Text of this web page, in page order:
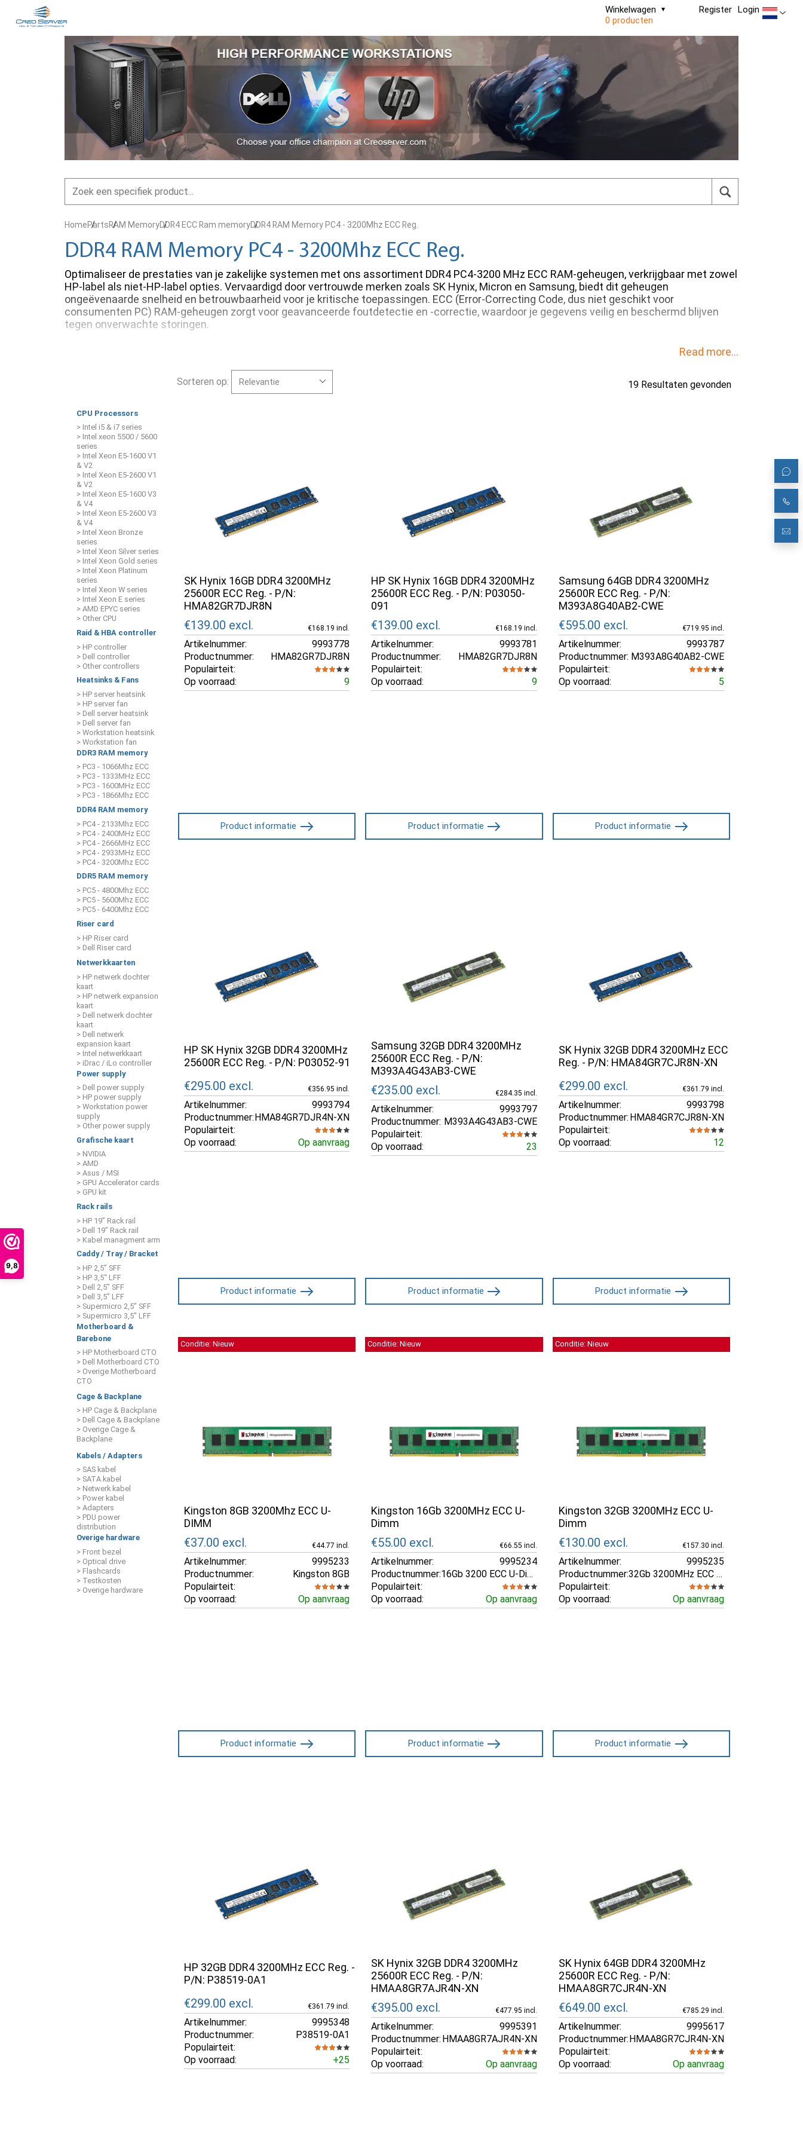
9,8
Register Login
Winkelwagen
0 producten
HomePartsRAM MemoryDDR4 ECC Ram memoryDDR4 RAM Memory PC4 - 3200Mhz ECC Reg.
DDR4 RAM Memory PC4 - 3200Mhz ECC Reg.
Optimaliseer de prestaties van je zakelijke systemen met ons assortiment DDR4 PC4-3200 MHz ECC RAM-geheugen, verkrijgbaar met zowel
HP-label als niet-HP-label opties. Vervaardigd door vertrouwde merken zoals SK Hynix, Micron en Samsung, biedt dit geheugen
ongeëvenaarde snelheid en betrouwbaarheid voor je kritische toepassingen. ECC (Error-Correcting Code, dus niet geschikt voor
consumenten PC) RAM-geheugen zorgt voor geavanceerde foutdetectie en -correctie, waardoor je gegevens veilig en beschermd blijven
tegen onverwachte storingen.
Read more...
CPU Processors
> Intel i5 & i7 series
> Intel xeon 5500 / 5600
series
> Intel Xeon E5-1600 V1
& V2
> Intel Xeon E5-2600 V1
& V2
> Intel Xeon E5-1600 V3
& V4
> Intel Xeon E5-2600 V3
& V4
> Intel Xeon Bronze
series
> Intel Xeon Silver series
> Intel Xeon Gold series
> Intel Xeon Platinum
series
> Intel Xeon W series
> Intel Xeon E series
> AMD EPYC series
> Other CPU
Raid & HBA controller
> HP controller
> Dell controller
> Other controllers
Heatsinks & Fans
> HP server heatsink
> HP server fan
> Dell server heatsink
> Dell server fan
> Workstation heatsink
> Workstation fan
DDR3 RAM memory
> PC3 - 1066Mhz ECC
> PC3 - 1333MHz ECC
> PC3 - 1600MHz ECC
> PC3 - 1866Mhz ECC
DDR4 RAM memory
> PC4 - 2133Mhz ECC
> PC4 - 2400MHz ECC
> PC4 - 2666MHz ECC
> PC4 - 2933MHz ECC
> PC4 - 3200Mhz ECC
DDR5 RAM memory
> PC5 - 4800Mhz ECC
> PC5 - 5600Mhz ECC
> PC5 - 6400Mhz ECC
Riser card
> HP Riser card
> Dell Riser card
Netwerkkaarten
> HP netwerk dochter
kaart
> HP netwerk expansion
kaart
> Dell netwerk dochter
kaart
> Dell netwerk
expansion kaart
> Intel netwerkkaart
> iDrac / iLo controller
Power supply
> Dell power supply
> HP power supply
> Workstation power
supply
> Other power supply
Grafische kaart
> NVIDIA
> AMD
> Asus / MSI
> GPU Accelerator cards
> GPU kit
Rack rails
> HP 19” Rack rail
> Dell 19” Rack rail
> Kabel managment arm
Caddy / Tray / Bracket
> HP 2,5” SFF
> HP 3,5“ LFF
> Dell 2,5” SFF
> Dell 3,5” LFF
> Supermicro 2,5” SFF
> Supermicro 3,5” LFF
Motherboard &
Barebone
> HP Motherboard CTO
> Dell Motherboard CTO
> Overige Motherboard
CTO
Cage & Backplane
> HP Cage & Backplane
> Dell Cage & Backplane
> Overige Cage &
Backplane
Kabels / Adapters
> SAS kabel
> SATA kabel
> Netwerk kabel
> Power kabel
> Adapters
> PDU power
distribution
Overige hardware
> Front bezel
> Optical drive
> Flashcards
> Testkosten
> Overige hardware
Sorteren op: 19 Resultaten gevonden
SK Hynix 16GB DDR4 3200MHz
25600R ECC Reg. - P/N:
HMA82GR7DJR8N
€139.00 excl. €168.19 incl.
Artikelnummer:
9993778
Productnummer:
HMA82GR7DJR8N
Populairteit:
Op voorraad:
9
Product informatie
HP SK Hynix 16GB DDR4 3200MHz
25600R ECC Reg. - P/N: P03050-
091
€139.00 excl. €168.19 incl.
Artikelnummer:
9993781
Productnummer:
HMA82GR7DJR8N
Populairteit:
Op voorraad:
9
Product informatie
Samsung 64GB DDR4 3200MHz
25600R ECC Reg. - P/N:
M393A8G40AB2-CWE
€595.00 excl. €719.95 incl.
Artikelnummer:
9993787
Productnummer: M393A8G40AB2-CWE
Populairteit:
Op voorraad:
5
Product informatie
HP SK Hynix 32GB DDR4 3200MHz
25600R ECC Reg. - P/N: P03052-91
€295.00 excl. €356.95 incl.
Artikelnummer:
9993794
Productnummer:HMA84GR7DJR4N-XN
Populairteit:
Op voorraad:
Op aanvraag
Product informatie
Samsung 32GB DDR4 3200MHz
25600R ECC Reg. - P/N:
M393A4G43AB3-CWE
€235.00 excl. €284.35 incl.
Artikelnummer:
9993797
Productnummer: M393A4G43AB3-CWE
Populairteit:
Op voorraad:
23
Product informatie
SK Hynix 32GB DDR4 3200MHz ECC
Reg. - P/N: HMA84GR7CJR8N-XN
€299.00 excl. €361.79 incl.
Artikelnummer:
9993798
Productnummer: HMA84GR7CJR8N-XN
Populairteit:
Op voorraad:
12
Product informatie
Kingston 8GB 3200Mhz ECC U-
DIMM
€37.00 excl. €44.77 incl.
Artikelnummer:
9995233
Productnummer:
Kingston 8GB
Populairteit:
Op voorraad:
Op aanvraag
Conditie: Nieuw
Product informatie
Kingston 16Gb 3200MHz ECC U-
Dimm
€55.00 excl. €66.55 incl.
Artikelnummer:
9995234
Productnummer:
16Gb 3200 ECC U-Dimm
Populairteit:
Op voorraad:
Op aanvraag
Conditie: Nieuw
Product informatie
Kingston 32GB 3200MHz ECC U-
Dimm
€130.00 excl. €157.30 incl.
Artikelnummer:
9995235
Productnummer:
32Gb 3200MHz ECC U-Dimm
Populairteit:
Op voorraad:
Op aanvraag
Conditie: Nieuw
Product informatie
HP 32GB DDR4 3200MHz ECC Reg. -
P/N: P38519-0A1
€299.00 excl. €361.79 incl.
Artikelnummer:
9995348
Productnummer:
P38519-0A1
Populairteit:
Op voorraad:
+25
SK Hynix 32GB DDR4 3200MHz
25600R ECC Reg. - P/N:
HMAA8GR7AJR4N-XN
€395.00 excl. €477.95 incl.
Artikelnummer:
9995391
Productnummer: HMAA8GR7AJR4N-XN
Populairteit:
Op voorraad:
Op aanvraag
SK Hynix 64GB DDR4 3200MHz
25600R ECC Reg. - P/N:
HMAA8GR7CJR4N-XN
€649.00 excl. €785.29 incl.
Artikelnummer:
9995617
Productnummer:HMAA8GR7CJR4N-XN
Populairteit:
Op voorraad:
Op aanvraag